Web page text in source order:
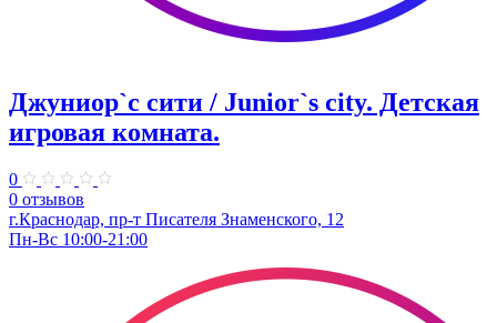
Джуниор`с сити / Junior`s city. ​Детская
игровая комната.
0
0 отзывов
​г.Краснодар, пр-т Писателя Знаменского, 12
Пн-Вс 10:00-21:00